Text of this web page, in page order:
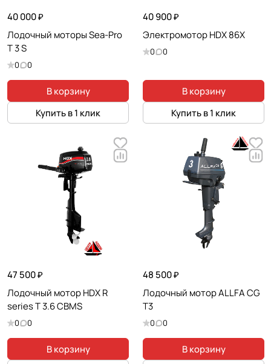
40 000 ₽
Лодочный моторы Sea-Pro
T 3 S
0 0
В корзину
Купить в 1 клик
40 900 ₽
Электромотор HDX 86X
0 0
В корзину
Купить в 1 клик
47 500 ₽
Лодочный мотор HDX R
series T 3.6 CBMS
0 0
В корзину
48 500 ₽
Лодочный мотор ALLFA CG
T3
0 0
В корзину